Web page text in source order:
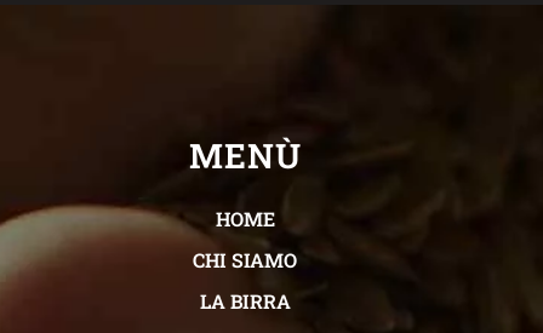
MENÙ
HOME
CHI SIAMO
LA BIRRA